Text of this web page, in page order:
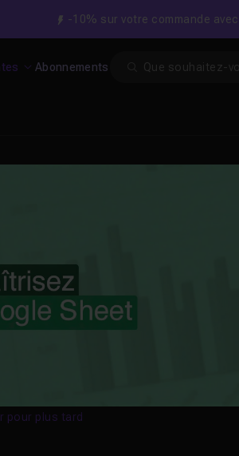
-10% sur votre commande avec
Abonnements
pour plus tard